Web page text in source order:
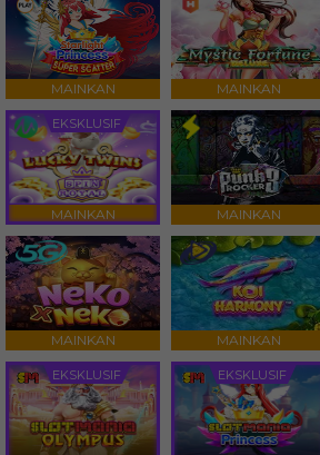
MAINKAN MAINKAN
EKSKLUSIF
MAINKAN MAINKAN
MAINKAN MAINKAN
EKSKLUSIF EKSKLUSIF